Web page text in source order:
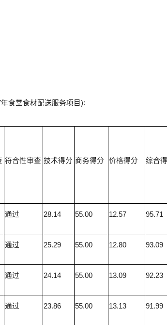
年食堂食材配送服务项目):
符合性审查 技术得分 商务得分 价格得分 综合
通过 28.14 55.00 12.57 95.71
通过 25.29 55.00 12.80 93.09
通过 24.14 55.00 13.09 92.23
通过 23.86 55.00 13.13 91.99